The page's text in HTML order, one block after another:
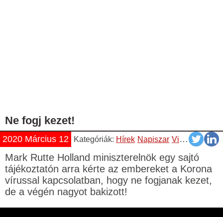
Ne fogj kezet!
2020 Március 12 Kategóriák: Hírek Napiszar Vicces Videók
Mark Rutte Holland miniszterelnök egy sajtó
tájékoztatón arra kérte az embereket a Korona
vírussal kapcsolatban, hogy ne fogjanak kezet,
de a végén nagyot bakizott!